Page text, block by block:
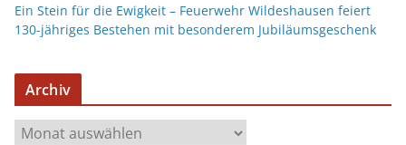
Ein Stein für die Ewigkeit – Feuerwehr Wildeshausen feiert
130-jähriges Bestehen mit besonderem Jubiläumsgeschenk
Archiv